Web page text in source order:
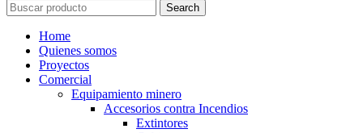
Search
Home
Quienes somos
Proyectos
Comercial
Equipamiento minero
Accesorios contra Incendios
Extintores